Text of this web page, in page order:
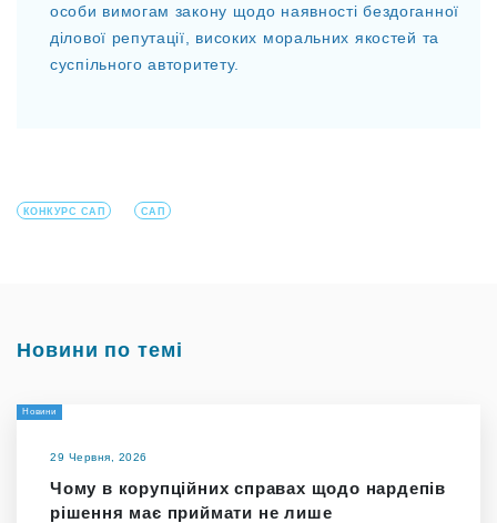
особи вимогам закону щодо наявності бездоганної
ділової репутації, високих моральних якостей та
суспільного авторитету.
КОНКУРС САП САП
Новини по темі
Новини
29 Червня, 2026
Чому в корупційних справах щодо нардепів
рішення має приймати не лише